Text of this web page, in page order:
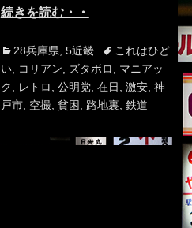
続きを読む・・
Categories
28兵庫県 5近畿 Tagsこれはひど
い, コリアン ズタボロ
マニアッ
ク
レトロ 公明党, 在日 激安, 神
戸市, 空撮, 貧困 路地裏 鉄道